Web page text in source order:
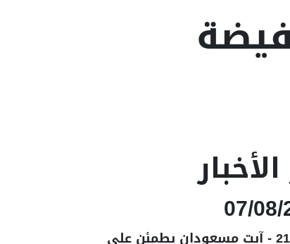
07/
-آيت مسعودان يطمئن على